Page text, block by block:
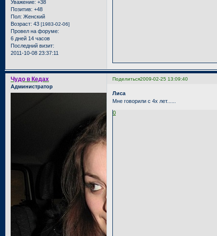
Уважение: +38
Позитив: +48
Пол: Женский
Возраст: 43 [1983-02-06]
Провел на форуме:
6 дней 14 часов
Последний визит:
2011-10-08 23:37:11
Поделиться2009-02-25 13:09:40
Чудо в Кедах
Администратор
Лиса
Мне говорили с 4х лет......
0